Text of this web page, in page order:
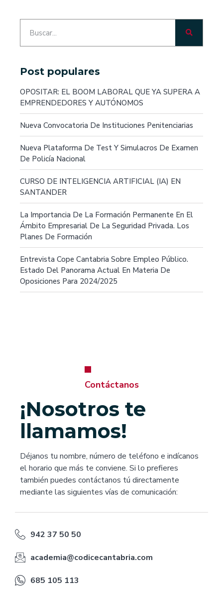
Post populares
OPOSITAR: EL BOOM LABORAL QUE YA SUPERA A
EMPRENDEDORES Y AUTÓNOMOS
Nueva Convocatoria De Instituciones Penitenciarias
Nueva Plataforma De Test Y Simulacros De Examen
De Policía Nacional
CURSO DE INTELIGENCIA ARTIFICIAL (IA) EN
SANTANDER
La Importancia De La Formación Permanente En El
Ámbito Empresarial De La Seguridad Privada. Los
Planes De Formación
Entrevista Cope Cantabria Sobre Empleo Público.
Estado Del Panorama Actual En Materia De
Oposiciones Para 2024/2025
Contáctanos
¡Nosotros te
llamamos!
Déjanos tu nombre, número de teléfono e indícanos
el horario que más te conviene. Si lo prefieres
también puedes contáctanos tú directamente
mediante las siguientes vías de comunicación:
942 37 50 50
academia@codicecantabria.com
685 105 113